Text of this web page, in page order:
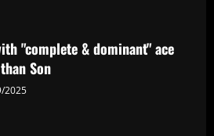
for my shirt' – Wrexham striker
out strong message on future at
amid continued talk of summer exit
"complete & dominant" ace
Son
2025